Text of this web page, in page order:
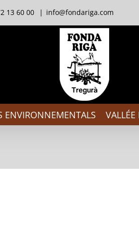
13 60 00 | info@fondariga.com
ENVIRONNEMENTALS